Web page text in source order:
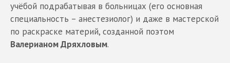
учёбой подрабатывая в больницах (его основная
специальность – анестезиолог) и даже в мастерской
по раскраске материй, созданной поэтом
Валерианом Дряхловым.